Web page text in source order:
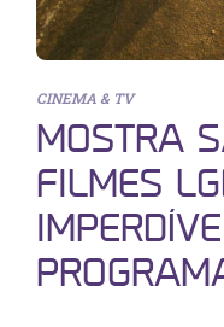
CINEMA & TV
MOSTRA
FILMES